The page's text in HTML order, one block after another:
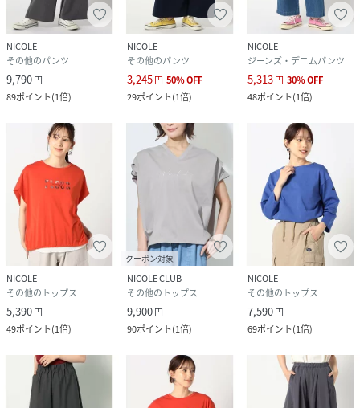
＊カジュアルからベーシックまで幅広くコーディネート可能
です。
＊春から夏も活躍
＊カジュアル通勤OK
サイズ・素材が若干異なる場合がございます。
※掲載画像の商品の色味は、撮影場所や光の当たり具合など
により色味が異なって見える場合がございます。
商品の色味は、生地アップの画像をご参照ください。
また、お客様のお使いのPC・スマートフォン等のモニター環
境などにより色味が異なって見える場合がございます。予め
ご了承の上ご注文ください。
18ベージュ：165cmB80W58H90着用サイズ：99(FREE)
29グレー：165cmB80W58H90着用サイズ：99(FREE)
39チャコールグレー：165cmB80W58H90着用サイズ：
99(FREE)
55アクアマリン：165cmB80W58H90着用サイズ：
性別タイプ レディース
NICOLE
その他のパンツ
9,790円
89ポイント(1倍)
NICOLE
その他のパンツ
3,245円 50%OFF
29ポイント(1倍)
NICOLE
ジーンズ・デニムパンツ
5,313円 30%OFF
48ポイント(1倍)
NICOLE
その他のトップス
5,390円
49ポイント(1倍)
クーポン対象
NICOLE CLUB
その他のトップス
9,900円
90ポイント(1倍)
NICOLE
その他のトップス
7,590円
69ポイント(1倍)